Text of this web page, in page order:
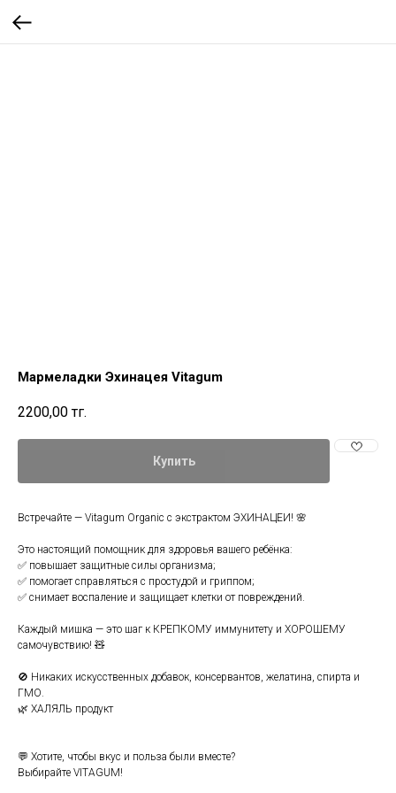
Мармеладки Эхинацея Vitagum
2200,00 тг.
Купить
Встречайте — Vitagum Organic с экстрактом ЭХИНАЦЕИ! 🌸
Это настоящий помощник для здоровья вашего ребёнка:
✅ повышает защитные силы организма;
✅ помогает справляться с простудой и гриппом;
✅ снимает воспаление и защищает клетки от повреждений.
Каждый мишка — это шаг к КРЕПКОМУ иммунитету и ХОРОШЕМУ
самочувствию! 🧸
🚫 Никаких искусственных добавок, консервантов, желатина, спирта и
ГМО.
🌿 ХАЛЯЛЬ продукт
💬 Хотите, чтобы вкус и польза были вместе?
Выбирайте VITAGUM!